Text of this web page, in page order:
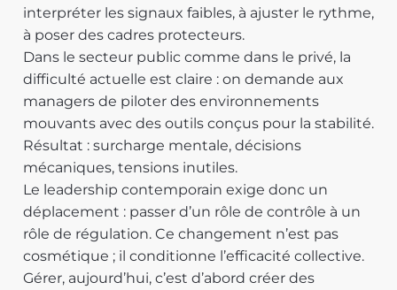
interpréter les signaux faibles, à ajuster le rythme,
à poser des cadres protecteurs.
Dans le secteur public comme dans le privé, la
difficulté actuelle est claire : on demande aux
managers de piloter des environnements
mouvants avec des outils conçus pour la stabilité.
Résultat : surcharge mentale, décisions
mécaniques, tensions inutiles.
Le leadership contemporain exige donc un
déplacement : passer d’un rôle de contrôle à un
rôle de régulation. Ce changement n’est pas
cosmétique ; il conditionne l’efficacité collective.
Gérer, aujourd’hui, c’est d’abord créer des